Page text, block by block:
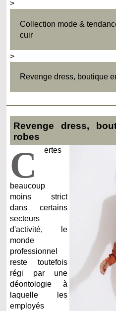
>
Collection mode &
cuir
>
Revenge dress, boutique
Revenge dress,
robes
C ertes
beaucoup
moins strict
dans certains
secteurs
d'activité, le
monde
professionnel
reste toutefois
régi par une
déontologie à
laquelle les
employés